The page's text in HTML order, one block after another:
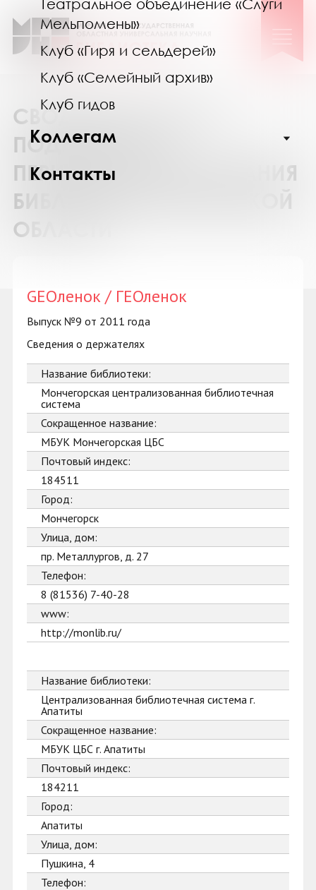
Мельпомены»
Клуб «Гиря и сельдерей»
Клуб «Семейный архив»
Клуб гидов
Коллегам
Контакты
СВОДНЫЙ КАТАЛОГ
ПОДПИСКИ НА
ПЕРИОДИЧЕСКИЕ ИЗДАНИЯ
БИБЛИОТЕК МУРМАНСКОЙ
ОБЛАСТИ
GEOленок / ГЕОленок
Выпуск №9 от 2011 года
Сведения о держателях
Название библиотеки:
Мончегорская централизованная библиотечная
система
Сокращенное название:
МБУК Мончегорская ЦБС
Почтовый индекс:
184511
Город:
Мончегорск
Улица, дом:
пр. Металлургов, д. 27
Телефон:
8 (81536) 7-40-28
www:
http://monlib.ru/
Название библиотеки:
Централизованная библиотечная система г.
Апатиты
Сокращенное название:
МБУК ЦБС г. Апатиты
Почтовый индекс:
184211
Город:
Апатиты
Улица, дом:
Пушкина, 4
Телефон: